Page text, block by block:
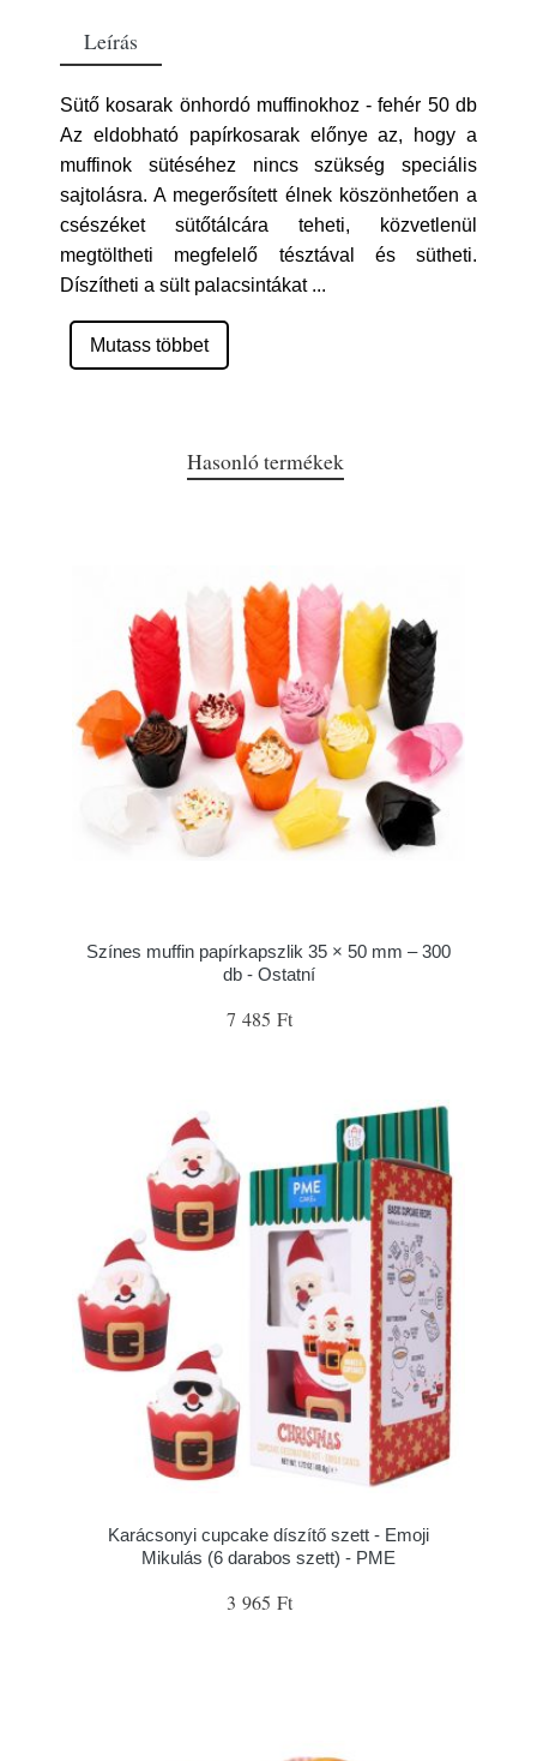
Leírás
Sütő kosarak önhordó muffinokhoz - fehér 50 db
Az eldobható papírkosarak előnye az, hogy a
muffinok sütéséhez nincs szükség speciális
sajtolásra. A megerősített élnek köszönhetően a
csészéket sütőtálcára teheti, közvetlenül
megtöltheti megfelelő tésztával és sütheti.
Díszítheti a sült palacsintákat ...
Mutass többet
Hasonló termékek
Színes muffin papírkapszlik 35 × 50 mm – 300
db - Ostatní
7 485 Ft
Karácsonyi cupcake díszítő szett - Emoji
Mikulás (6 darabos szett) - PME
3 965 Ft